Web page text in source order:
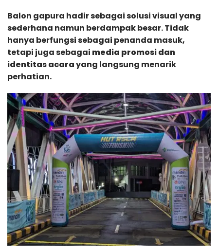
Balon gapura hadir sebagai solusi visual yang
sederhana namun berdampak besar. Tidak
hanya berfungsi sebagai penanda masuk,
tetapi juga sebagai media promosi dan
identitas acarayang langsung menarik
perhatian.